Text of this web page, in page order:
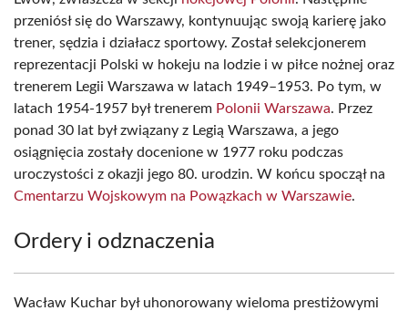
przeniósł się do Warszawy, kontynuując swoją karierę jako
trener, sędzia i działacz sportowy. Został selekcjonerem
reprezentacji Polski w hokeju na lodzie i w piłce nożnej oraz
trenerem Legii Warszawa w latach 1949–1953. Po tym, w
latach 1954-1957 był trenerem Polonii Warszawa. Przez
ponad 30 lat był związany z Legią Warszawa, a jego
osiągnięcia zostały docenione w 1977 roku podczas
uroczystości z okazji jego 80. urodzin. W końcu spoczął na
Cmentarzu Wojskowym na Powązkach w Warszawie.
Ordery i odznaczenia
Wacław Kuchar był uhonorowany wieloma prestiżowymi